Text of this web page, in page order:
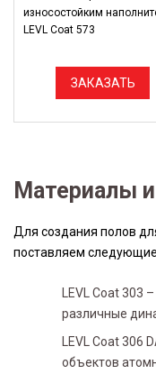
износостойким
LEVL Coat 573
ЗАКАЗАТЬ
Материалы
Для создания полов
поставляем
LEVL Coat 303
различные
LEVL Coat 306
объектов